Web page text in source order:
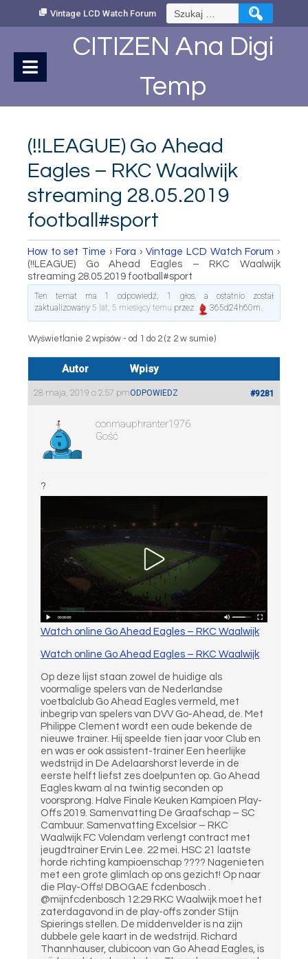
Vintage LCD Watch Forum Szukaj:
CITIZEN Ana Digi
Temp
(!!LEAGUE) Go Ahead
Eagles – RKC Waalwijk
streaming 28.05.2019
football#sport
How to set Time › Fora › Vintage LCD Watch Forum ›
(!!LEAGUE) Go Ahead Eagles – RKC Waalwijk
streaming 28.05.2019 football#sport
Ten temat ma 1 odpowiedź, 1 głos, a ostatnio został
zaktualizowany 5 lat, 5 miesięcy temu przez 365d24h60m.
Wyświetlanie 2 wpisów - od 1 do 2 (z 2 w sumie)
Autor Wpisy
28 maja, 2019 o 2:57 pm #9281
ODPOWIEDZ
conmauphranter1976
Gość
?
Watch online Go Ahead Eagles – RKC Waalwijk
Watch online Go Ahead Eagles – RKC Waalwijk
Op deze lijst staan zowel de huidige als
voormalige spelers van de Nederlandse
voetbalclub Go Ahead Eagles vermeld, met
inbegrip van spelers van DVV Go-Ahead, de. Met
Philippe Clement wordt een oude bekende de
nieuwe trainer. Hij speelde tien jaar voor Club en
en was er ook assistent-trainer Een heerlijke
wedstrijd in De Adelaarshorst leverde in de
eerste helft liefst zes doelpunten op. Go Ahead
Eagles kwam al na twintig seconden op
voorsprong. Halve Finale Keuken Kampioen Play-
Offs 2019. Samenvatting De Graafschap – SC
Cambuur. Samenvatting Excelsior – RKC
Waalwijk FC Volendam verlengt contract met
jeugdtrainer Ervin Lee. 22 mei. HSC 21 laatste
horde richting kampioenschap ???? Nagenieten
met een grote glimlach op ons gezicht! Op naar
die Play-Offs! DBOGAE fcdenbosch .
@mijnfcdenbosch 12:29 RKC Waalwijk moet het
zaterdagavond in de play-offs zonder Stijn
Spierings stellen. De middenvelder is na zijn
dubbele gele kaart in de wedstrijd. Richard
Thannhauser, clubicoon van Go Ahead Eagles, is